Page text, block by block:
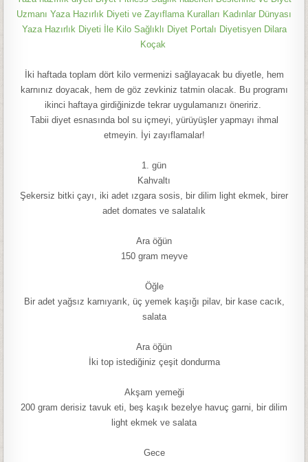
Uzmanı Yaza Hazırlık Diyeti ve Zayıflama Kuralları Kadınlar Dünyası
Yaza Hazırlık Diyeti İle Kilo Sağlıklı Diyet Portalı Diyetisyen Dilara
Koçak
İki haftada toplam dört kilo vermenizi sağlayacak bu diyetle, hem
karnınız doyacak, hem de göz zevkiniz tatmin olacak. Bu programı
ikinci haftaya girdiğinizde tekrar uygulamanızı öneririz.
Tabii diyet esnasında bol su içmeyi, yürüyüşler yapmayı ihmal
etmeyin. İyi zayıflamalar!
1. gün
Kahvaltı
Şekersiz bitki çayı, iki adet ızgara sosis, bir dilim light ekmek, birer
adet domates ve salatalık
Ara öğün
150 gram meyve
Öğle
Bir adet yağsız karnıyarık, üç yemek kaşığı pilav, bir kase cacık,
salata
Ara öğün
İki top istediğiniz çeşit dondurma
Akşam yemeği
200 gram derisiz tavuk eti, beş kaşık bezelye havuç garni, bir dilim
light ekmek ve salata
Gece